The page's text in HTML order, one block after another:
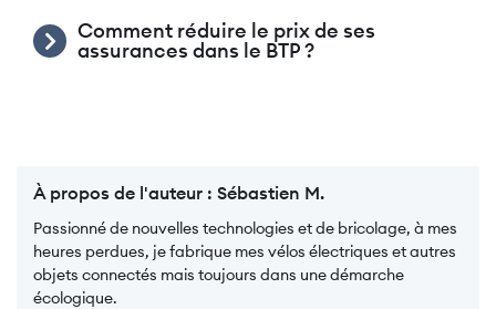
Comment réduire le prix de ses
assurances dans le BTP ?
À propos de l'auteur : Sébastien M.
Passionné de nouvelles technologies et de bricolage, à mes
heures perdues, je fabrique mes vélos électriques et autres
objets connectés mais toujours dans une démarche
écologique.